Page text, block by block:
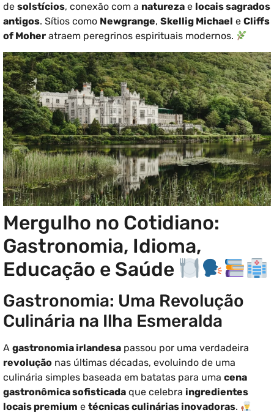
de solstícios, conexão com a natureza e locais sagrados
antigos. Sítios como Newgrange, Skellig Michael e Cliffs
of Moher atraem peregrinos espirituais modernos.
Mergulho no Cotidiano:
Gastronomia, Idioma,
Educação e Saúde
Gastronomia: Uma Revolução
Culinária na Ilha Esmeralda
A gastronomia irlandesa passou por uma verdadeira
revolução nas últimas décadas, evoluindo de uma
culinária simples baseada em batatas para uma cena
gastronômica sofisticada que celebra ingredientes
locais premium e técnicas culinárias inovadoras.